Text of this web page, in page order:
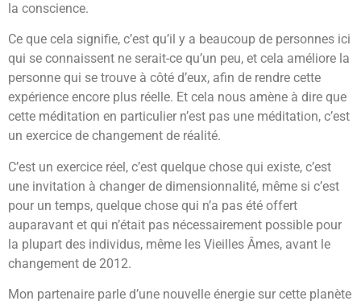
la conscience.
Ce que cela signifie, c’est qu’il y a beaucoup de personnes ici
qui se connaissent ne serait-ce qu’un peu, et cela améliore la
personne qui se trouve à côté d’eux, afin de rendre cette
expérience encore plus réelle. Et cela nous amène à dire que
cette méditation en particulier n’est pas une méditation, c’est
un exercice de changement de réalité.
C’est un exercice réel, c’est quelque chose qui existe, c’est
une invitation à changer de dimensionnalité, même si c’est
pour un temps, quelque chose qui n’a pas été offert
auparavant et qui n’était pas nécessairement possible pour
la plupart des individus, même les Vieilles Âmes, avant le
changement de 2012.
Mon partenaire parle d’une nouvelle énergie sur cette planète